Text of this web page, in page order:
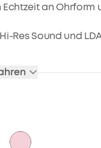
an Ohrform
Res Sound und
individuellen Sound
deiner Liberty 4